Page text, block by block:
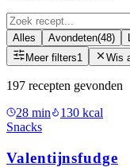
Alles
Avondeten(48)
Meer filters1 Wis
197 recepten gevonden
28 min 130 kcal
Snacks
Valentijnsfudge